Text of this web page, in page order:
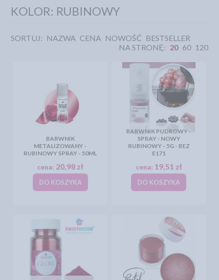
KOLOR: RUBINOWY
SORTUJ: NAZWA CENA NOWOŚĆ BESTSELLER
NA STRONĘ: 20 60 120
BARWNIK
METALIZOWANY -
RUBINOWY SPRAY - 50ML
cena: 20,98 zł
DO KOSZYKA
BARWNIK PUDROWY -
SPRAY - NOWY
RUBINOWY - 5G - BEZ
E171
cena: 19,51 zł
DO KOSZYKA